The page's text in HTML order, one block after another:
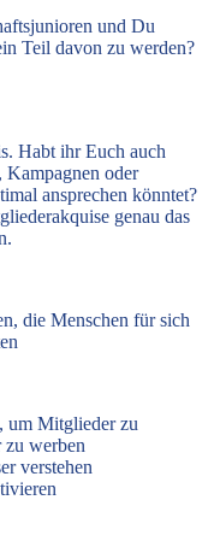
und Du
Teil davon zu werden?
Habt ihr Euch auch
Kampagnen oder
ansprechen könntet?
genau das
die Menschen für sich
um Mitglieder zu
werben
verstehen